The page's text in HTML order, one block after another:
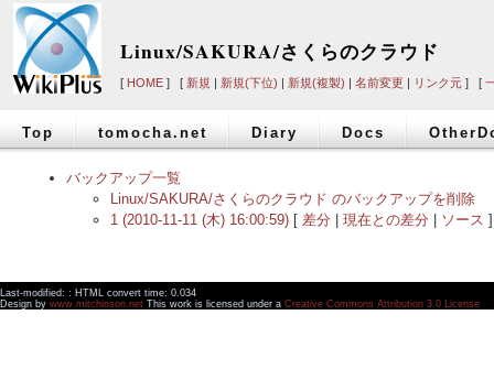
Linux/SAKURA/さくらのクラウド
[ HOME ] [ 新規 | 新規(下位) | 新規(複製) | 名前変更 | リンク元 ] [
Top tomocha.net Diary Docs
バックアップ一覧
Linux/SAKURA/さくらのクラウド のバックアップを削除
1 (2010-11-11 (木) 16:00:59) [ 差分 現在との差分 ソース ]
Last-modified: : HTML convert time: 0.034
Design by www.mitchinson.net This work is licensed under a Creative Commons Attribution 3.0 License